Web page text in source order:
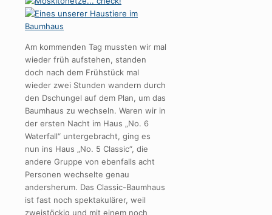
Am kommenden Tag mussten wir mal
wieder früh aufstehen, standen
doch nach dem Frühstück mal
wieder zwei Stunden wandern durch
den Dschungel auf dem Plan, um das
Baumhaus zu wechseln. Waren wir in
der ersten Nacht im Haus „No. 6
Waterfall“ untergebracht, ging es
nun ins Haus „No. 5 Classic“, die
andere Gruppe von ebenfalls acht
Personen wechselte genau
andersherum. Das Classic-Baumhaus
ist fast noch spektakulärer, weil
zweistöckig und mit einem noch